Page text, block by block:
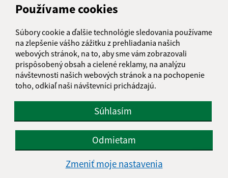
Používame cookies
Súbory cookie a ďalšie technológie sledovania používame
na zlepšenie vášho zážitku z prehliadania našich
webových stránok, na to, aby sme vám zobrazovali
prispôsobený obsah a cielené reklamy, na analýzu
návštevnosti našich webových stránok a na pochopenie
toho, odkiaľ naši návštevníci prichádzajú.
Súhlasím
Odmietam
Zmeniť moje nastavenia
Kontakt:
Obecný úrad Jakubany
Jakubany 555
065 12 Jakubany
jakubany@jakubany.sk
+421 524 283 651
IČO: 00329924